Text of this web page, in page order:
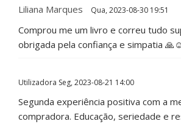
Liliana Marques Qua, 2023-08-30 19:51
Comprou me um livro e correu tudo
obrigada pela confiança e simpatia
Utilizadora Seg, 2023-08-21 14:00
Segunda experiência positiva com a
compradora. Educação, seriedade e